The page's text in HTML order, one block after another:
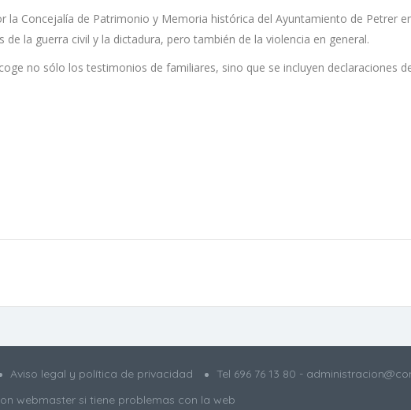
la Concejalía de Patrimonio y Memoria histórica del Ayuntamiento de Petrer
la guerra civil y la dictadura, pero también de la violencia en general.
no sólo los testimonios de familiares, sino que se incluyen declaraciones
Aviso legal y política de privacidad Tel 696 76 13 80 -
webmaster si tiene problemas con la web